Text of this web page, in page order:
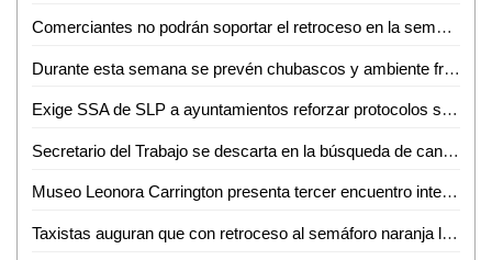
Comerciantes no podrán soportar el retroceso en la semaforización epidemiológica: IP
Durante esta semana se prevén chubascos y ambiente frío por la mañana en regiones de San Luis Potosí
Exige SSA de SLP a ayuntamientos reforzar protocolos sanitarios para cortar cadena de contagios de COVID-19
Secretario del Trabajo se descarta en la búsqueda de candidatura
Museo Leonora Carrington presenta tercer encuentro internacional de estudios surrealistas
Taxistas auguran que con retroceso al semáforo naranja les irá peor